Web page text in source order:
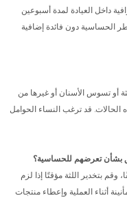
داخل العيادة لمدة أسبوعين
الحساسية دون فائدة إضافية
أو تسوس الأسنان أو غيرها من
قد ترغب النساء الحوامل
بشأن تعرضهم للحساسية؟
بتخدير اللثة مؤقتًا إذا لزم
أثناء العملية وإعطاء منتجات